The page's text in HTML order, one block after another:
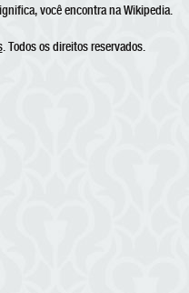
você encontra na Wikipedia.
. Todos os direitos reservados.